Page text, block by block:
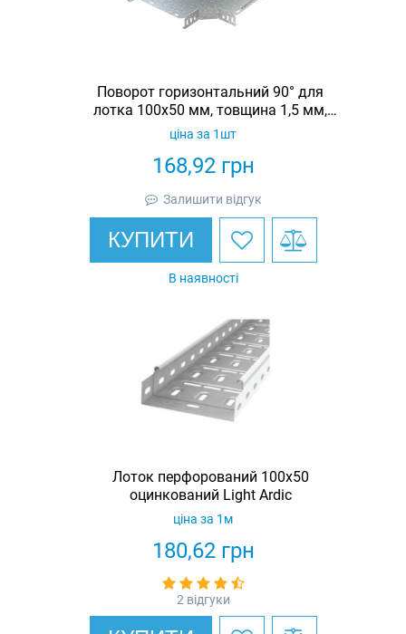
Поворот горизонтальний 90° для
лотка 100х50 мм, товщина 1,5 мм,
гарячеоцинкований, Eurotray
168,92грн
ціна за 1шт
Залишити відгук
КУПИТИ
В наявності
Лоток перфорований 100х50
оцинкований Light Ardic
180,62грн
ціна за 1м
2 відгуки